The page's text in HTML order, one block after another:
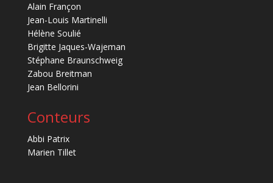
Alain Françon
Jean-Louis Martinelli
Hélène Soulié
Brigitte Jaques-Wajeman
Stéphane Braunschweig
Zabou Breitman
Jean Bellorini
Conteurs
Abbi Patrix
Marien Tillet